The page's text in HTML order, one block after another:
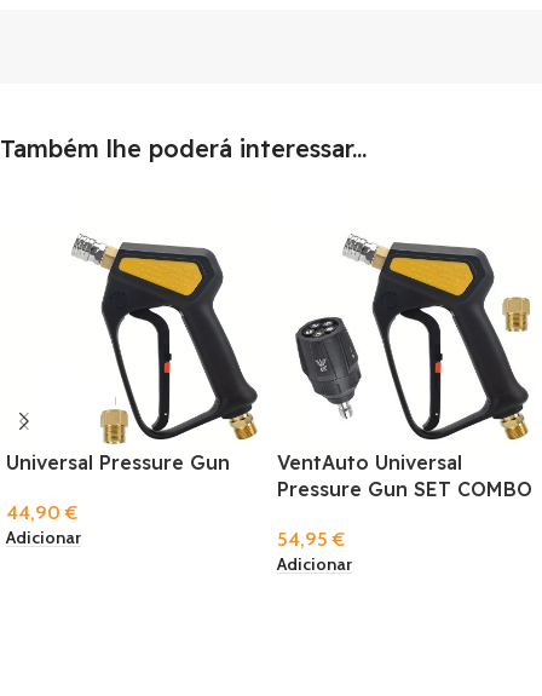
Também lhe poderá interessar...
Universal Pressure Gun
44,90€
Adicionar
VentAuto Universal
Pressure Gun SET COMBO
54,95€
Adicionar